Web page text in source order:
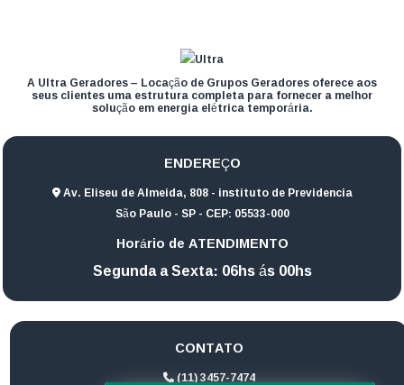
A Ultra Geradores – Locação de Grupos Geradores oferece aos
seus clientes uma estrutura completa para fornecer a melhor
solução em energia elétrica temporária.
ENDEREÇO
Av. Eliseu de Almeida, 808 - instituto de Previdencia
São Paulo - SP - CEP: 05533-000
Horário de ATENDIMENTO
Segunda a Sexta: 06hs ás 00hs
CONTATO
(11) 3457-7474